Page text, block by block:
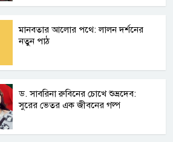
মানবতার আলোর পথে: লালন দর্শনের
নতুন পাঠ
ড. সাবরিনা রুবিনের চোখে শুভ্রদেব:
সুরের ভেতর এক জীবনের গল্প